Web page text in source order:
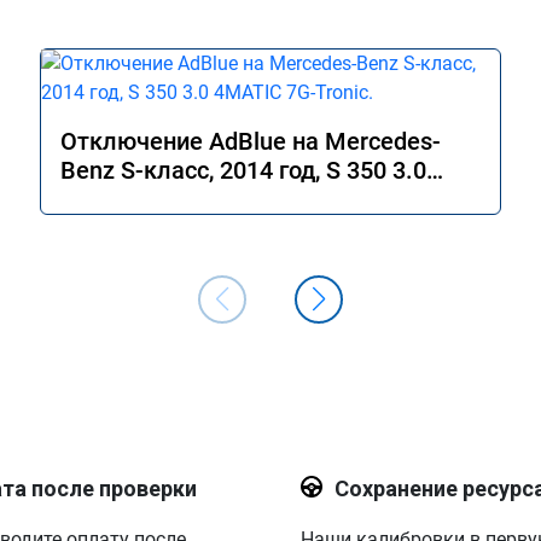
Отключение AdBlue на Mercedes-
Benz S-класс, 2014 год, S 350 3.0
после проверки Сохранение